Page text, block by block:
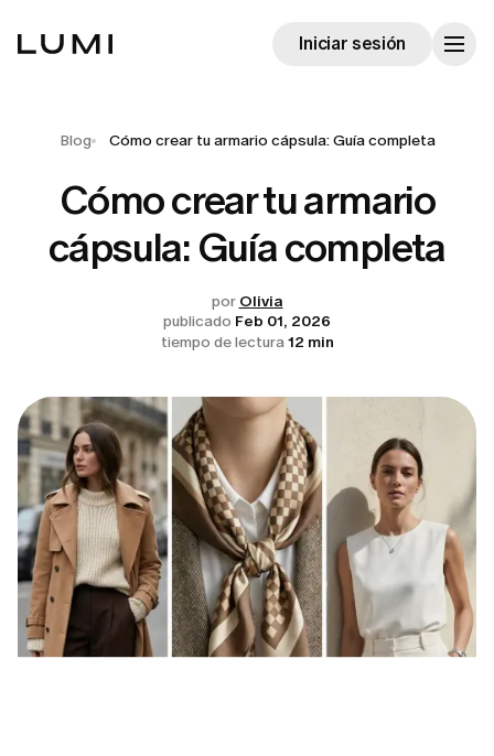
Iniciar sesión
Blog Cómo crear tu armario cápsula: Guía completa
Cómo crear tu armario
cápsula: Guía completa
por Olivia
publicado Feb 01, 2026
tiempo de lectura 12 min